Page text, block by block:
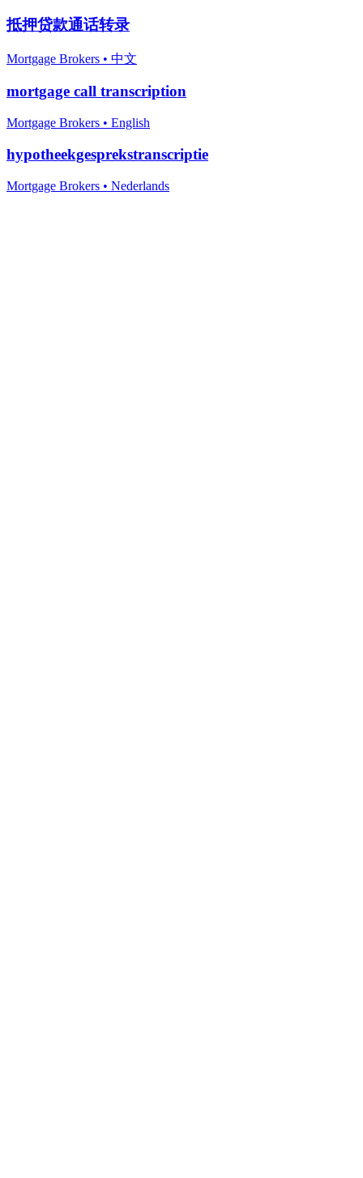
抵押贷款通话转录
Mortgage Brokers • 中文
mortgage call transcription
Mortgage Brokers • English
hypotheekgesprekstranscriptie
Mortgage Brokers • Nederlands